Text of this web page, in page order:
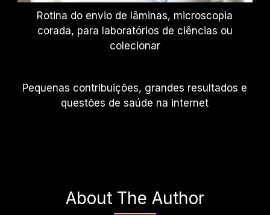
Rotina do envio de lâminas, microscopia
corada, para laboratórios de ciências ou
colecionar
Pequenas contribuições, grandes resultados e
questões de saúde na internet
About The Author